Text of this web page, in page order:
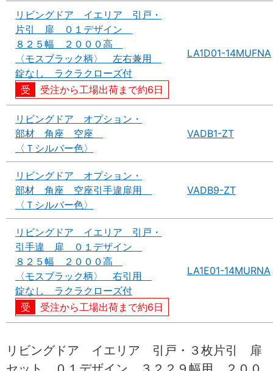
リビングドア イエリア 引戸・
片引 扉 ０１デザイン
８２５幅 ２０００高
〈モスブラック柄〉 左右兼用
錠なし ラクラクローズ付
受注から工場出荷まで約6日
LA1D01-14MUFNA
リビングドア オプション・
部材 角座 空座
〈Ｔシルバー色〉
VADB1-ZT
リビングドア オプション・
部材 角座 空座引手違扉用
〈Ｔシルバー色〉
VADB9-ZT
リビングドア イエリア 引戸・
引手違 扉 ０１デザイン
８２５幅 ２０００高
〈モスブラック柄〉 右引用
錠なし ラクラクローズ付
受注から工場出荷まで約6日
LA1E01-14MURNA
リビングドア イエリア 引戸・３枚片引 扉